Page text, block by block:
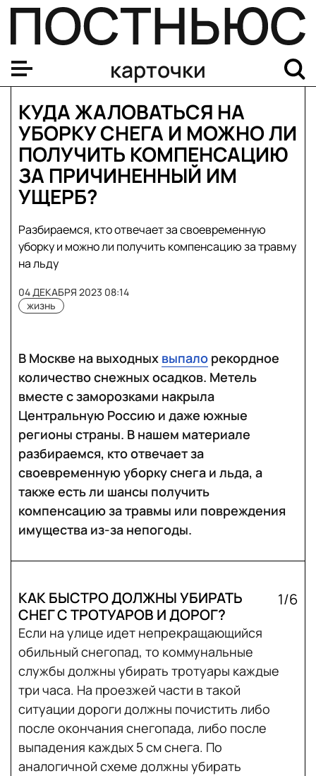
карточки
КУДА ЖАЛОВАТЬСЯ НА
УБОРКУ СНЕГА И МОЖНО ЛИ
ПОЛУЧИТЬ КОМПЕНСАЦИЮ
ЗА ПРИЧИНЕННЫЙ ИМ
УЩЕРБ?
Разбираемся, кто отвечает за своевременную
уборку и можно ли получить компенсацию за травму
на льду
жизнь
04 ДЕКАБРЯ 2023 08:14
В Москве на выходных выпало рекордное
количество снежных осадков. Метель
вместе с заморозками накрыла
Центральную Россию и даже южные
регионы страны. В нашем материале
разбираемся, кто отвечает за
своевременную уборку снега и льда, а
также есть ли шансы получить
компенсацию за травмы или повреждения
имущества из-за непогоды.
КАК БЫСТРО ДОЛЖНЫ УБИРАТЬ
СНЕГ С ТРОТУАРОВ И ДОРОГ?
1/6
Если на улице идет непрекращающийся
обильный снегопад, то коммунальные
службы должны убирать тротуары каждые
три часа. На проезжей части в такой
ситуации дороги должны почистить либо
после окончания снегопада, либо после
выпадения каждых 5 см снега. По
аналогичной схеме должны убирать